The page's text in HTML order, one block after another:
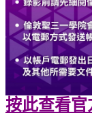
按此查看